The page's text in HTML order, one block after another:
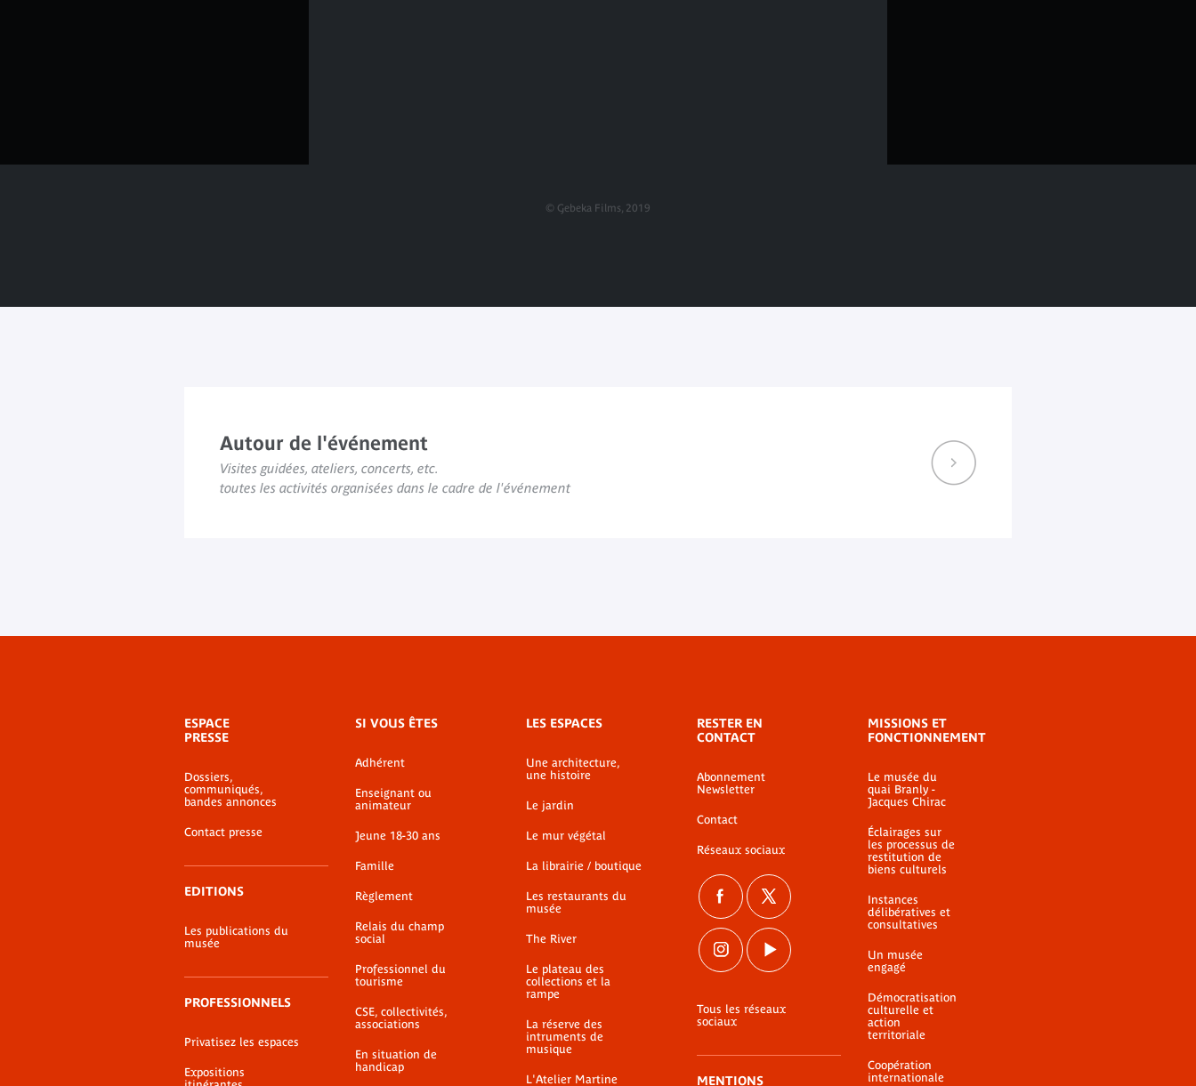
© Gebeka Films, 2019
Autour de l'événement
Visites guidées, ateliers, concerts, etc.
toutes les activités organisées dans le cadre de l'événement
de
bas-
page
ESPACE
PRESSE
Dossiers,
communiqués,
bandes annonces
Contact presse
EDITIONS
Les publications du
musée
PROFESSIONNELS
Privatisez les espaces
Expositions
SI VOUS ÊTES
Adhérent
Enseignant ou
animateur
Jeune 18-30 ans
Famille
Règlement
Relais du champ
social
Professionnel du
tourisme
CSE, collectivités,
associations
En situation de
handicap
LES ESPACES
Une architecture,
une histoire
Le jardin
Le mur végétal
La librairie / boutique
Les restaurants du
musée
The River
Le plateau des
collections et la
rampe
La réserve des
intruments de
musique
L'Atelier Martine
RESTER EN
CONTACT
Abonnement
Newsletter
Contact
Réseaux sociaux
Tous les réseaux
sociaux
MENTIONS
MISSIONS ET
FONCTIONNEMENT
Le musée du
quai Branly -
Jacques Chirac
Éclairages sur
les processus de
restitution de
biens culturels
Instances
délibératives et
consultatives
Un musée
engagé
Démocratisation
culturelle et
action
territoriale
Coopération
internationale